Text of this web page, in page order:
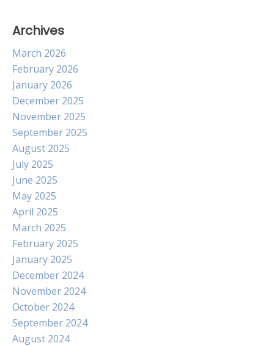
Archives
March 2026
February 2026
January 2026
December 2025
November 2025
September 2025
August 2025
July 2025
June 2025
May 2025
April 2025
March 2025
February 2025
January 2025
December 2024
November 2024
October 2024
September 2024
August 2024